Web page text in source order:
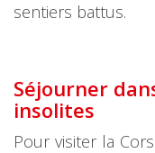
sentiers battus.
Séjourner
insolites
Pour visiter la